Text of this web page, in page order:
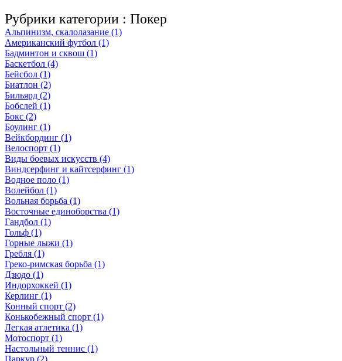
Рубрики категории : Покер
Альпинизм, скалолазание (1)
Американский футбол (1)
Бадминтон и сквош (1)
Баскетбол (4)
Бейсбол (1)
Биатлон (2)
Бильярд (2)
Бобслей (1)
Бокс (2)
Боулинг (1)
Вейкбординг (1)
Велоспорт (1)
Виды боевых искусств (4)
Виндсерфинг и кайтсерфинг (1)
Водное поло (1)
Волейбол (1)
Вольная борьба (1)
Восточные единоборства (1)
Гандбол (1)
Гольф (1)
Горные лыжи (1)
Гребля (1)
Греко-римская борьба (1)
Дзюдо (1)
Индорхоккей (1)
Керлинг (1)
Конный спорт (2)
Конькобежный спорт (1)
Легкая атлетика (1)
Мотоспорт (1)
Настольный теннис (1)
Паркур (2)